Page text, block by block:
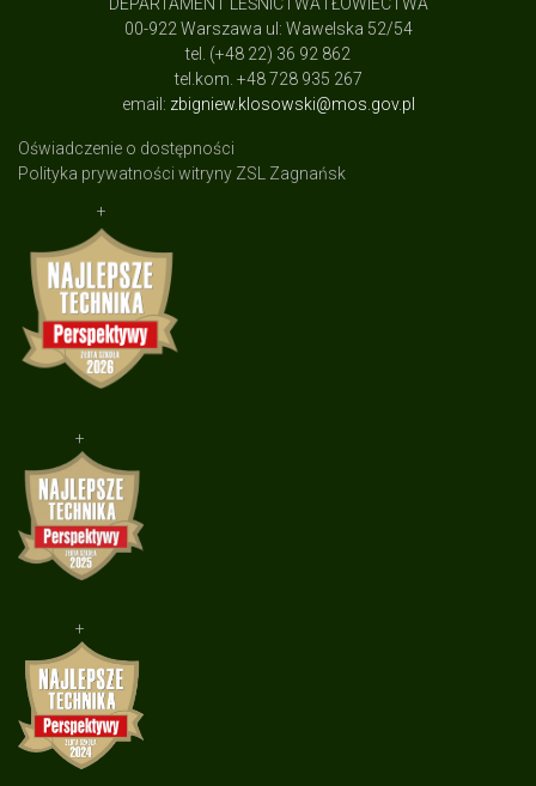
00-922 Warszawa ul: Wawelska 52/54
tel. (+48 22) 36 92 862
tel.kom. +48 728 935 267
email: zbigniew.klosowski@mos.gov.pl
Oświadczenie o dostępności
Polityka prywatności witryny ZSL Zagnańsk
+
+
+